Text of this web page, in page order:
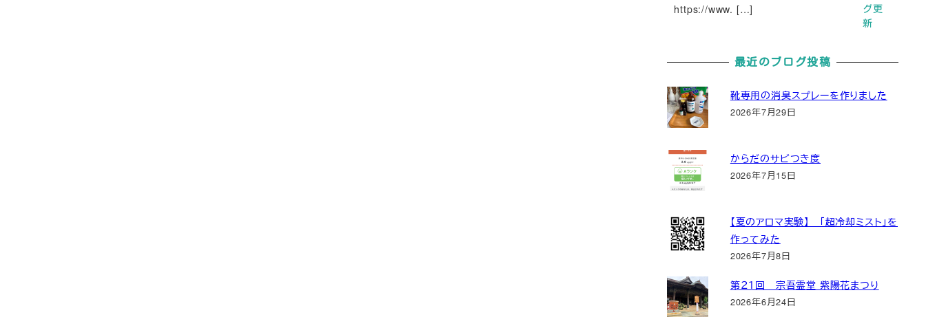
グ更
新
https://www. […]
最近のブログ投稿
靴専用の消臭スプレーを作りました
2026年7月29日
からだのサビつき度
2026年7月15日
【夏のアロマ実験】 「超冷却ミスト」を
作ってみた
2026年7月8日
第２１回 宗吾霊堂 紫陽花まつり
2026年6月24日